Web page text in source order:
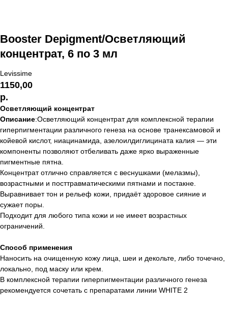
Booster Depigment/Осветляющий
концентрат, 6 по 3 мл
Levissime
1150,00
р.
Осветляющий концентрат
Описание:Осветляющий концентрат для комплексной терапии
гиперпигментации различного генеза на основе транексамовой и
койевой кислот, ниацинамида, азелоилдиглицината калия — эти
компоненты позволяют отбеливать даже ярко выраженные
пигментные пятна.
Концентрат отлично справляется с веснушками (мелазмы),
возрастными и посттравматическими пятнами и постакне.
Выравнивает тон и рельеф кожи, придаёт здоровое сияние и
сужает поры.
Подходит для любого типа кожи и не имеет возрастных
ограничений.
Способ применения
Наносить на очищенную кожу лица, шеи и декольте, либо точечно,
локально, под маску или крем.
В комплексной терапии гиперпигментации различного генеза
рекомендуется сочетать с препаратами линии WHITE 2